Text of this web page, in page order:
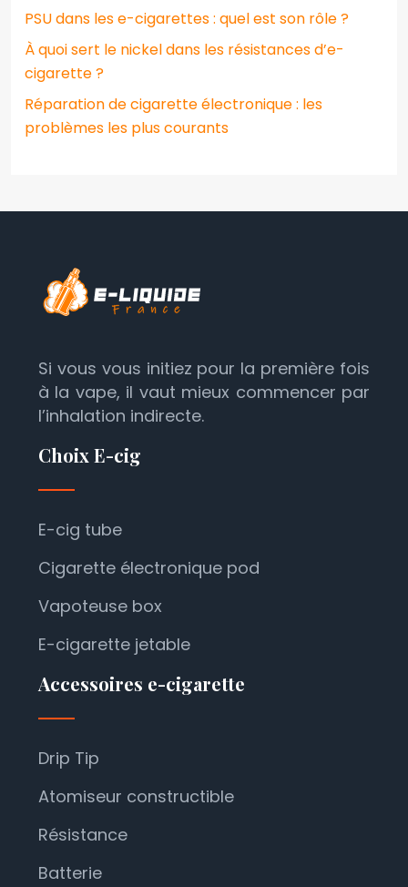
PSU dans les e-cigarettes : quel est son rôle ?
À quoi sert le nickel dans les résistances d’e-
cigarette ?
Réparation de cigarette électronique : les
problèmes les plus courants
Si vous vous initiez pour la première fois
à la vape, il vaut mieux commencer par
l’inhalation indirecte.
Choix E-cig
E-cig tube
Cigarette électronique pod
Vapoteuse box
E-cigarette jetable
Accessoires e-cigarette
Drip Tip
Atomiseur constructible
Résistance
Batterie